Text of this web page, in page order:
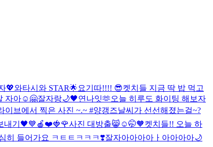
💖와타시와 STAR🌟요기따!!!! 😎켓치들 지금 딱 밥 먹고
자아☺🤗잘자랑🌙🖤연나잇🫶오늘 히루도 화이팅 해보자
이브에서 찍은 사진 ~.~ #양갱즈날씨가 선선해졌는걸~?
내기🖤💙 🍎❤️🍓🌹사진 대방출😸☺🤭🧡켓치들!! 오늘 하
히 들어가요 ㅋㅌㅌㅋㅋㅋ❣️잘자아아아아ㅏ아아아아🌙